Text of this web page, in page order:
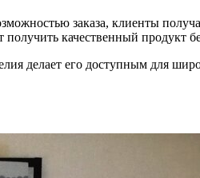
заказа, клиенты
качественный продукт
делает его доступным для